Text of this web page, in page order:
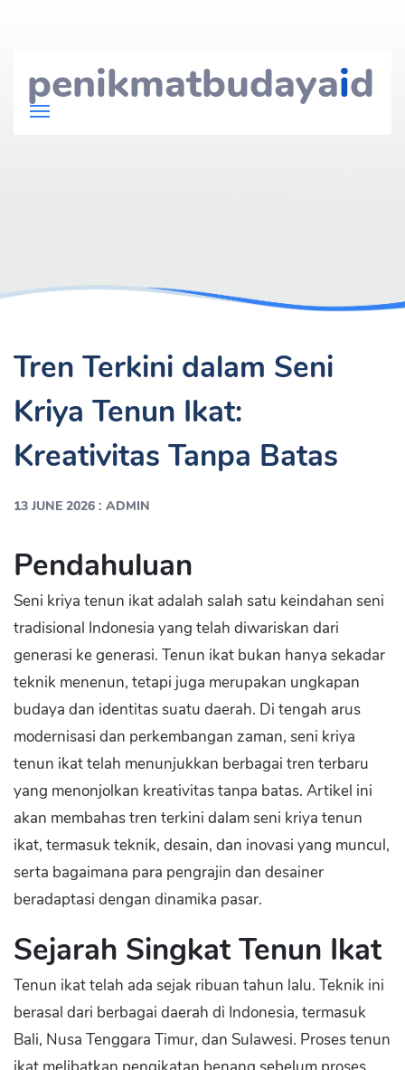
penikmatbudayaid
Tren Terkini dalam Seni
Kriya Tenun Ikat:
Kreativitas Tanpa Batas
13 JUNE 2026 : ADMIN
Pendahuluan
Seni kriya tenun ikat adalah salah satu keindahan seni
tradisional Indonesia yang telah diwariskan dari
generasi ke generasi. Tenun ikat bukan hanya sekadar
teknik menenun, tetapi juga merupakan ungkapan
budaya dan identitas suatu daerah. Di tengah arus
modernisasi dan perkembangan zaman, seni kriya
tenun ikat telah menunjukkan berbagai tren terbaru
yang menonjolkan kreativitas tanpa batas. Artikel ini
akan membahas tren terkini dalam seni kriya tenun
ikat, termasuk teknik, desain, dan inovasi yang muncul,
serta bagaimana para pengrajin dan desainer
beradaptasi dengan dinamika pasar.
Sejarah Singkat Tenun Ikat
Tenun ikat telah ada sejak ribuan tahun lalu. Teknik ini
berasal dari berbagai daerah di Indonesia, termasuk
Bali, Nusa Tenggara Timur, dan Sulawesi. Proses tenun